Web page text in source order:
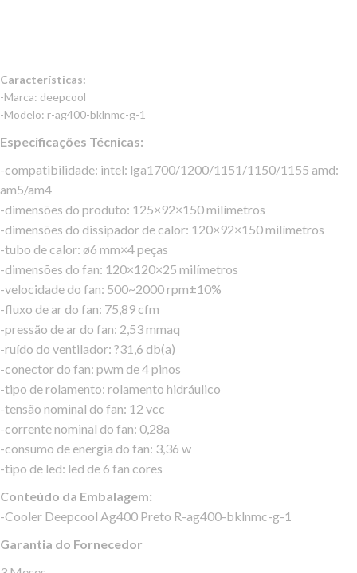
Características:
-Marca: deepcool
-Modelo: r-ag400-bklnmc-g-1
Especificações Técnicas:
-compatibilidade: intel: lga1700/1200/1151/1150/1155 amd:
am5/am4
-dimensões do produto: 125×92×150 milímetros
-dimensões do dissipador de calor: 120×92×150 milímetros
-tubo de calor: ø6 mm×4 peças
-dimensões do fan: 120×120×25 milímetros
-velocidade do fan: 500~2000 rpm±10%
-fluxo de ar do fan: 75,89 cfm
-pressão de ar do fan: 2,53 mmaq
-ruído do ventilador: ?31,6 db(a)
-conector do fan: pwm de 4 pinos
-tipo de rolamento: rolamento hidráulico
-tensão nominal do fan: 12 vcc
-corrente nominal do fan: 0,28a
-consumo de energia do fan: 3,36 w
-tipo de led: led de 6 fan cores
Conteúdo da Embalagem:
-Cooler Deepcool Ag400 Preto R-ag400-bklnmc-g-1
Garantia do Fornecedor